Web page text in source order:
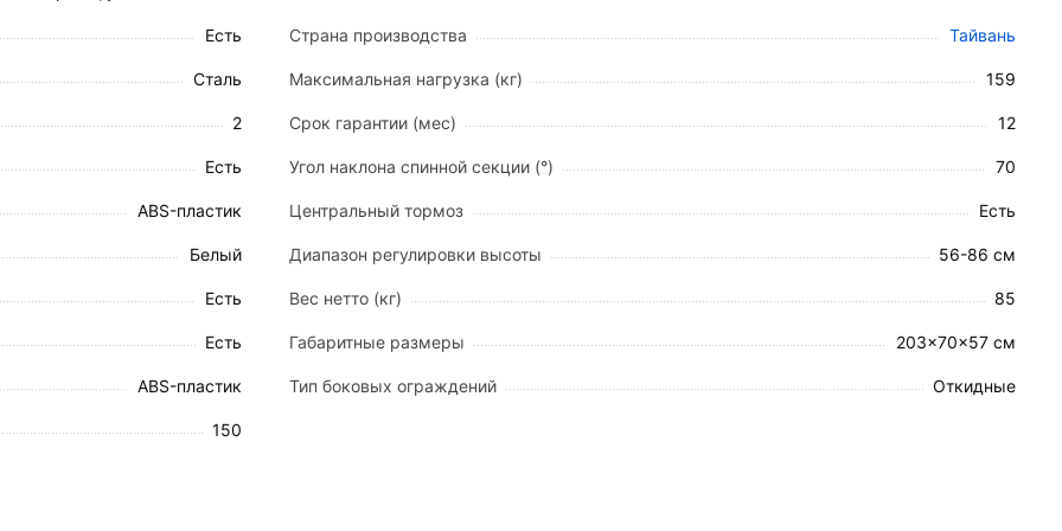
рукоятью позволяет плавно изменять высоту ложа. Использование компенсационных пружин
положения пациента.
ABS-пластика. Размер ложа составляет 191×59 см.
0-70°, обеспечивая физиологически правильное положение пациента.
матрас из кокосового волокна (181×60×1 см) в съемном непромокаемом чехле.
пластика (102,5×28 см) обеспечивают надежную защиту от падения.
Есть Страна производства Тайвань
Сталь Максимальная нагрузка (кг) 159
2 Срок гарантии (мес) 12
Есть Угол наклона спинной секции (°) 70
ABS-пластик Центральный тормоз Есть
Белый Диапазон регулировки высоты 56-86 см
Есть Вес нетто (кг) 85
Есть Габаритные размеры 203×70×57 см
ABS-пластик Тип боковых ограждений Откидные
150